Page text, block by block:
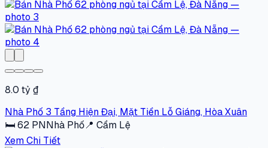
8.0 tỷ ₫
Nhà Phố 3 Tầng Hiện Đại, Mặt Tiền Lỗ Giáng, Hòa Xuân
🛏62 PNNhà Phố📍 Cẩm Lệ
Xem Chi Tiết